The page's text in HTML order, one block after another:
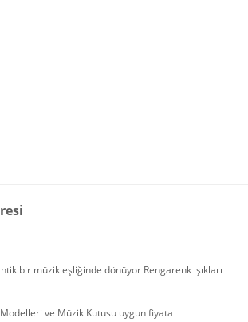
bir müzik eşliğinde dönüyor Rengarenk ışıkları
ve Müzik Kutusu uygun fiyata